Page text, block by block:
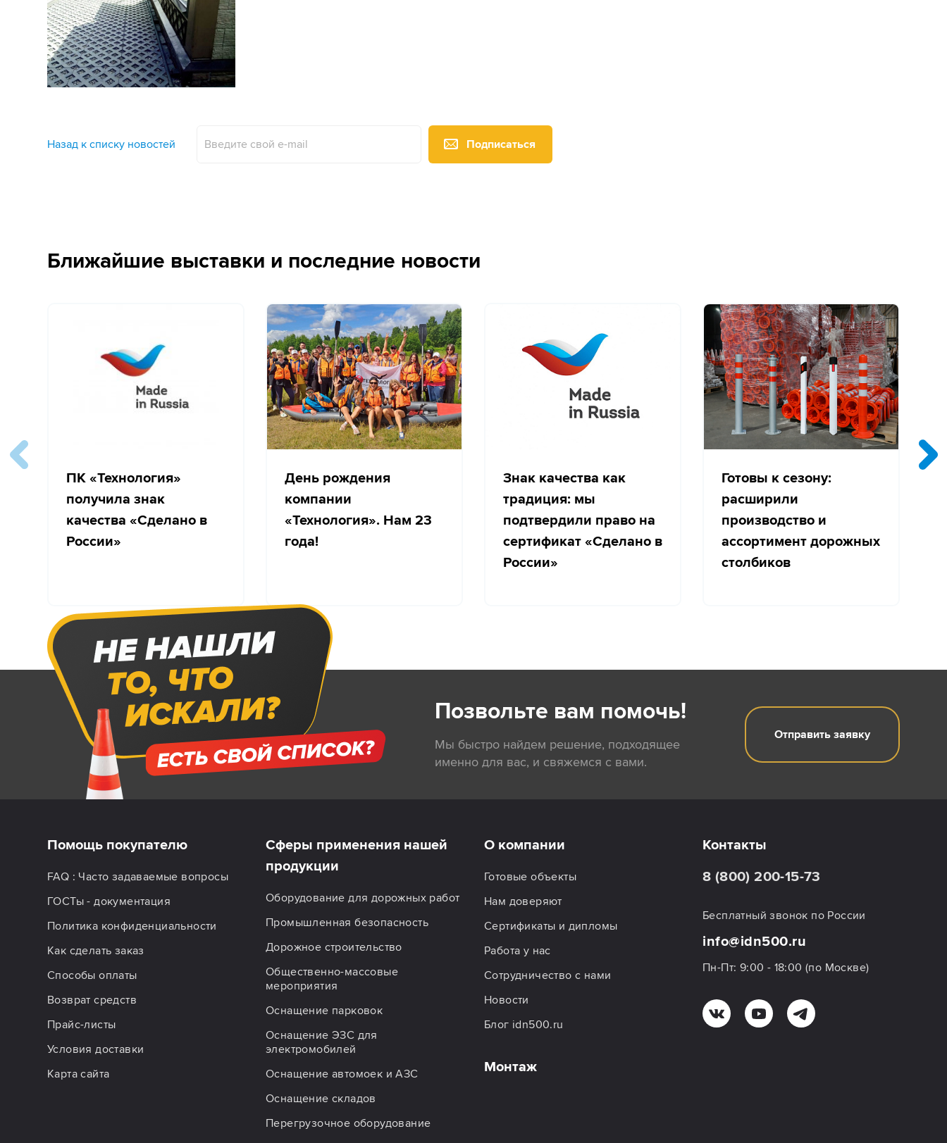
Назад к списку новостей Подписаться
Ближайшие выставки и последние новости
ПК «Технология»
получила знак
качества «Сделано в
России»
День рождения
компании
«Технология». Нам 23
года!
Знак качества как
традиция: мы
подтвердили право на
сертификат «Сделано в
России»
Готовы к сезону:
расширили
производство и
ассортимент дорожных
столбиков
Позвольте вам помочь!
Мы быстро найдем решение, подходящее
именно для вас, и свяжемся с вами.
Отправить заявку
Помощь покупателю
FAQ : Часто задаваемые вопросы
ГОСТы - документация
Политика конфиденциальности
Как сделать заказ
Способы оплаты
Возврат средств
Прайс-листы
Условия доставки
Карта сайта
Сферы применения нашей
продукции
Оборудование для дорожных работ
Промышленная безопасность
Дорожное строительство
Общественно-массовые
мероприятия
Оснащение парковок
Оснащение ЭЗС для
электромобилей
Оснащение автомоек и АЗС
Оснащение складов
Перегрузочное оборудование
О компании
Готовые объекты
Нам доверяют
Сертификаты и дипломы
Работа у нас
Сотрудничество с нами
Новости
Блог idn500.ru
Монтаж
Контакты
8 (800) 200-15-73
Бесплатный звонок по России
info@idn500.ru
Пн-Пт: 9:00 - 18:00 (по Москве)